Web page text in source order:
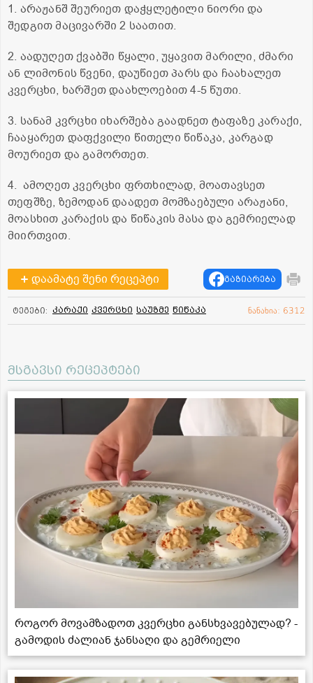
1. არაჟანშ შეურიეთ დაჭყლეტილი ნიორი და
შედგით მაცივარში 2 საათით.
2. აადუღეთ ქვაბში წყალი, უყავით მარილი, ძმარი
ან ლიმონის წვენი, დაუწიეთ პარს და ჩაახალეთ
კვერცხი, ხარშეთ დაახლოებით 4-5 წუთი.
3. სანამ კვრცხი იხარშება გაადნეთ ტაფაზე კარაქი,
ჩააყარეთ დაფქვილი წითელი წიწაკა, კარგად
მოურიეთ და გამორთეთ.
4. ამოღეთ კვერცხი ფრთხილად, მოათავსეთ
თეფშზე, ზემოდან დაადეთ მომზაებული არაჟანი,
მოასხით კარაქის და წიწაკის მასა და გემრიელად
მიირთვით.
დაამატე შენი რეცეპტი გაზიარება
ტეგები: კარაქი კვერცხი საუზმე წიწაკა ნანახია: 6312
მსგავსი რეცეპტები
როგორ მოვამზადოთ კვერცხი განსხვავებულად? -
გამოდის ძალიან ჯანსაღი და გემრიელი